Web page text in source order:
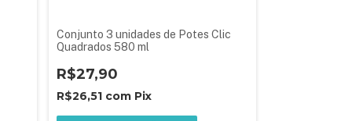
Conjunto 3 unidades de Potes Clic
Quadrados 580 ml
R$27,90
R$26,51 com Pix